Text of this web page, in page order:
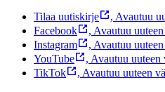
Tilaa uutiskirje , Avautuu
Facebook
, Avautuu
Instagram
, Avautuu
YouTube
, Avautuu uuteen
TikTok
, Avautuu uuteen